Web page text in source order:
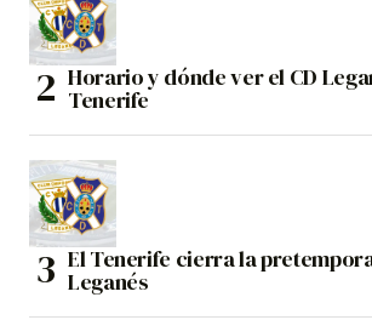
Horario y dónde ver el CD
Tenerife
El Tenerife cierra la
Leganés